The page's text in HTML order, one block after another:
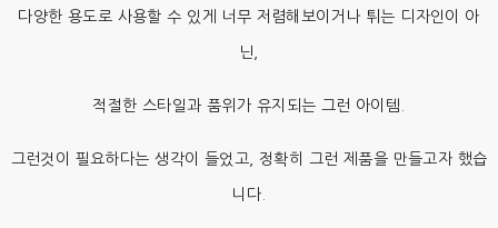
다양한 용도로 사용할 수 있게 너무 저렴해보이거나 튀는 디자인이 아
닌,
적절한 스타일과 품위가 유지되는 그런 아이템.
그런것이 필요하다는 생각이 들었고, 정확히 그런 제품을 만들고자 했습
니다.